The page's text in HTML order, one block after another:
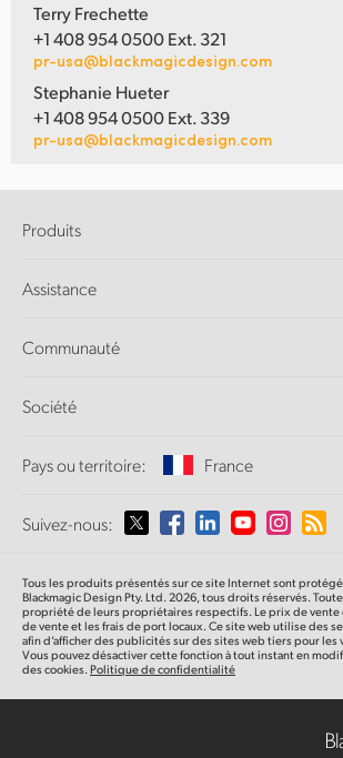
Terry Frechette
+1 408 954 0500 Ext. 321
pr-usa@blackmagicdesign.com
Stephanie Hueter
+1 408 954 0500 Ext. 339
pr-usa@blackmagicdesign.com
Produits
Logiciels DaVinci Resolve et Fusion
Ultimatte
Capture et lecture
Conversion de standards
Stockage en réseau
Routage et distribution
Diffusion et encodage
Assistance
Centre d'assistance technique
Communauté
Société
À propos de Blackmagic Design
Médias
Pays ou territoire: France
Sélectionnez un pays
Australia
Austria
Suivez-nous:
Tous les produits présentés sur ce site Internet sont
Blackmagic Design Pty. Ltd. 2026, tous droits réservés.
propriété de leurs propriétaires respectifs. Le prix de vente
de vente et les frais de port locaux. Ce site web utilise des
afin d’afficher des publicités sur des sites web tiers pour
Vous pouvez désactiver cette fonction à tout instant en
des cookies.Politique de confidentialité